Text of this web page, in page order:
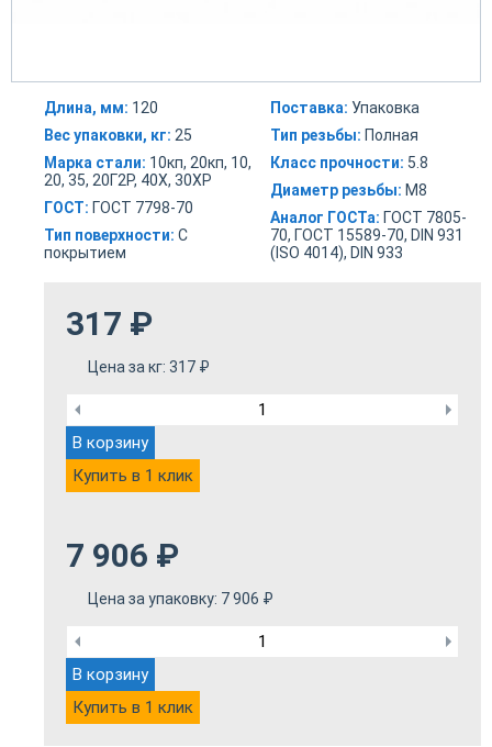
Длина, мм: 120
Вес упаковки, кг: 25
Марка стали: 10кп, 20кп, 10,
20, 35, 20Г2Р, 40Х, 30ХР
ГОСТ: ГОСТ 7798-70
Тип поверхности: С
покрытием
Поставка: Упаковка
Тип резьбы: Полная
Класс прочности: 5.8
Диаметр резьбы: М8
Аналог ГОСТа: ГОСТ 7805-
70, ГОСТ 15589-70, DIN 931
(ISO 4014), DIN 933
317 ₽
Цена за кг: 317 ₽
В корзину
Купить в 1 клик
7 906 ₽
Цена за упаковку: 7 906 ₽
В корзину
Купить в 1 клик